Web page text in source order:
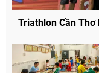
Triathlon Cần